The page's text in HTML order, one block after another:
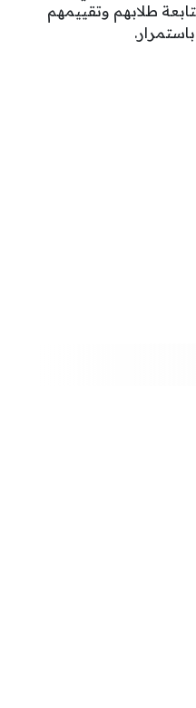
طلابهم وتقييمهم